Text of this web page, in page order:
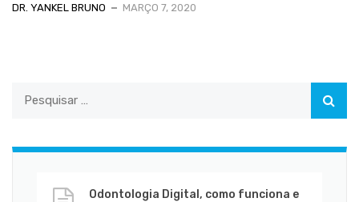
DR. YANKEL BRUNO MARÇO 7, 2020
Odontologia Digital, como funciona e